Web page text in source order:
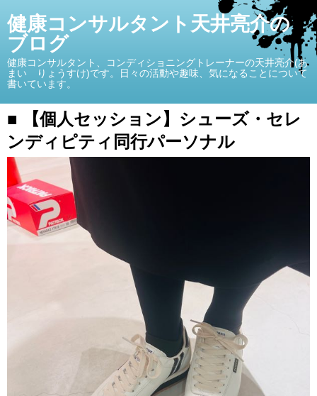
健康コンサルタント天井亮介の
ブログ
健康コンサルタント、コンディショニングトレーナーの天井亮介(あ
まい りょうすけ)です。日々の活動や趣味、気になることについて
書いています。
■ 【個人セッション】シューズ・セレ
ンディピティ同行パーソナル